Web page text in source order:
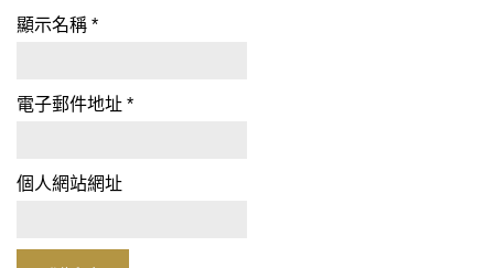
顯示名稱 *
電子郵件地址 *
個人網站網址